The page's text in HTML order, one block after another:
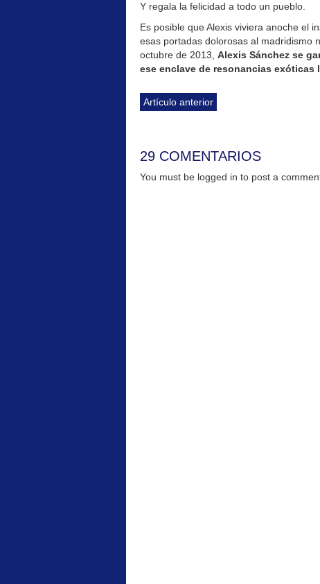
Y regala la felicidad a todo un pueblo.
Es posible que Alexis viviera anoche el
esas portadas dolorosas al madridismo
octubre de 2013, Alexis Sánchez se
ese enclave de resonancias exóticas
Artículo anterior
29 COMENTARIOS
You must be logged in to post a